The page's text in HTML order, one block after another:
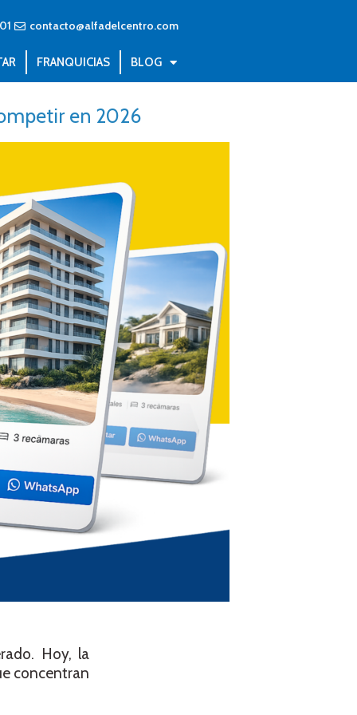
contacto@alfadelcentro.com
FRANQUICIAS BLOG
en 2026
Hoy, la
concentran